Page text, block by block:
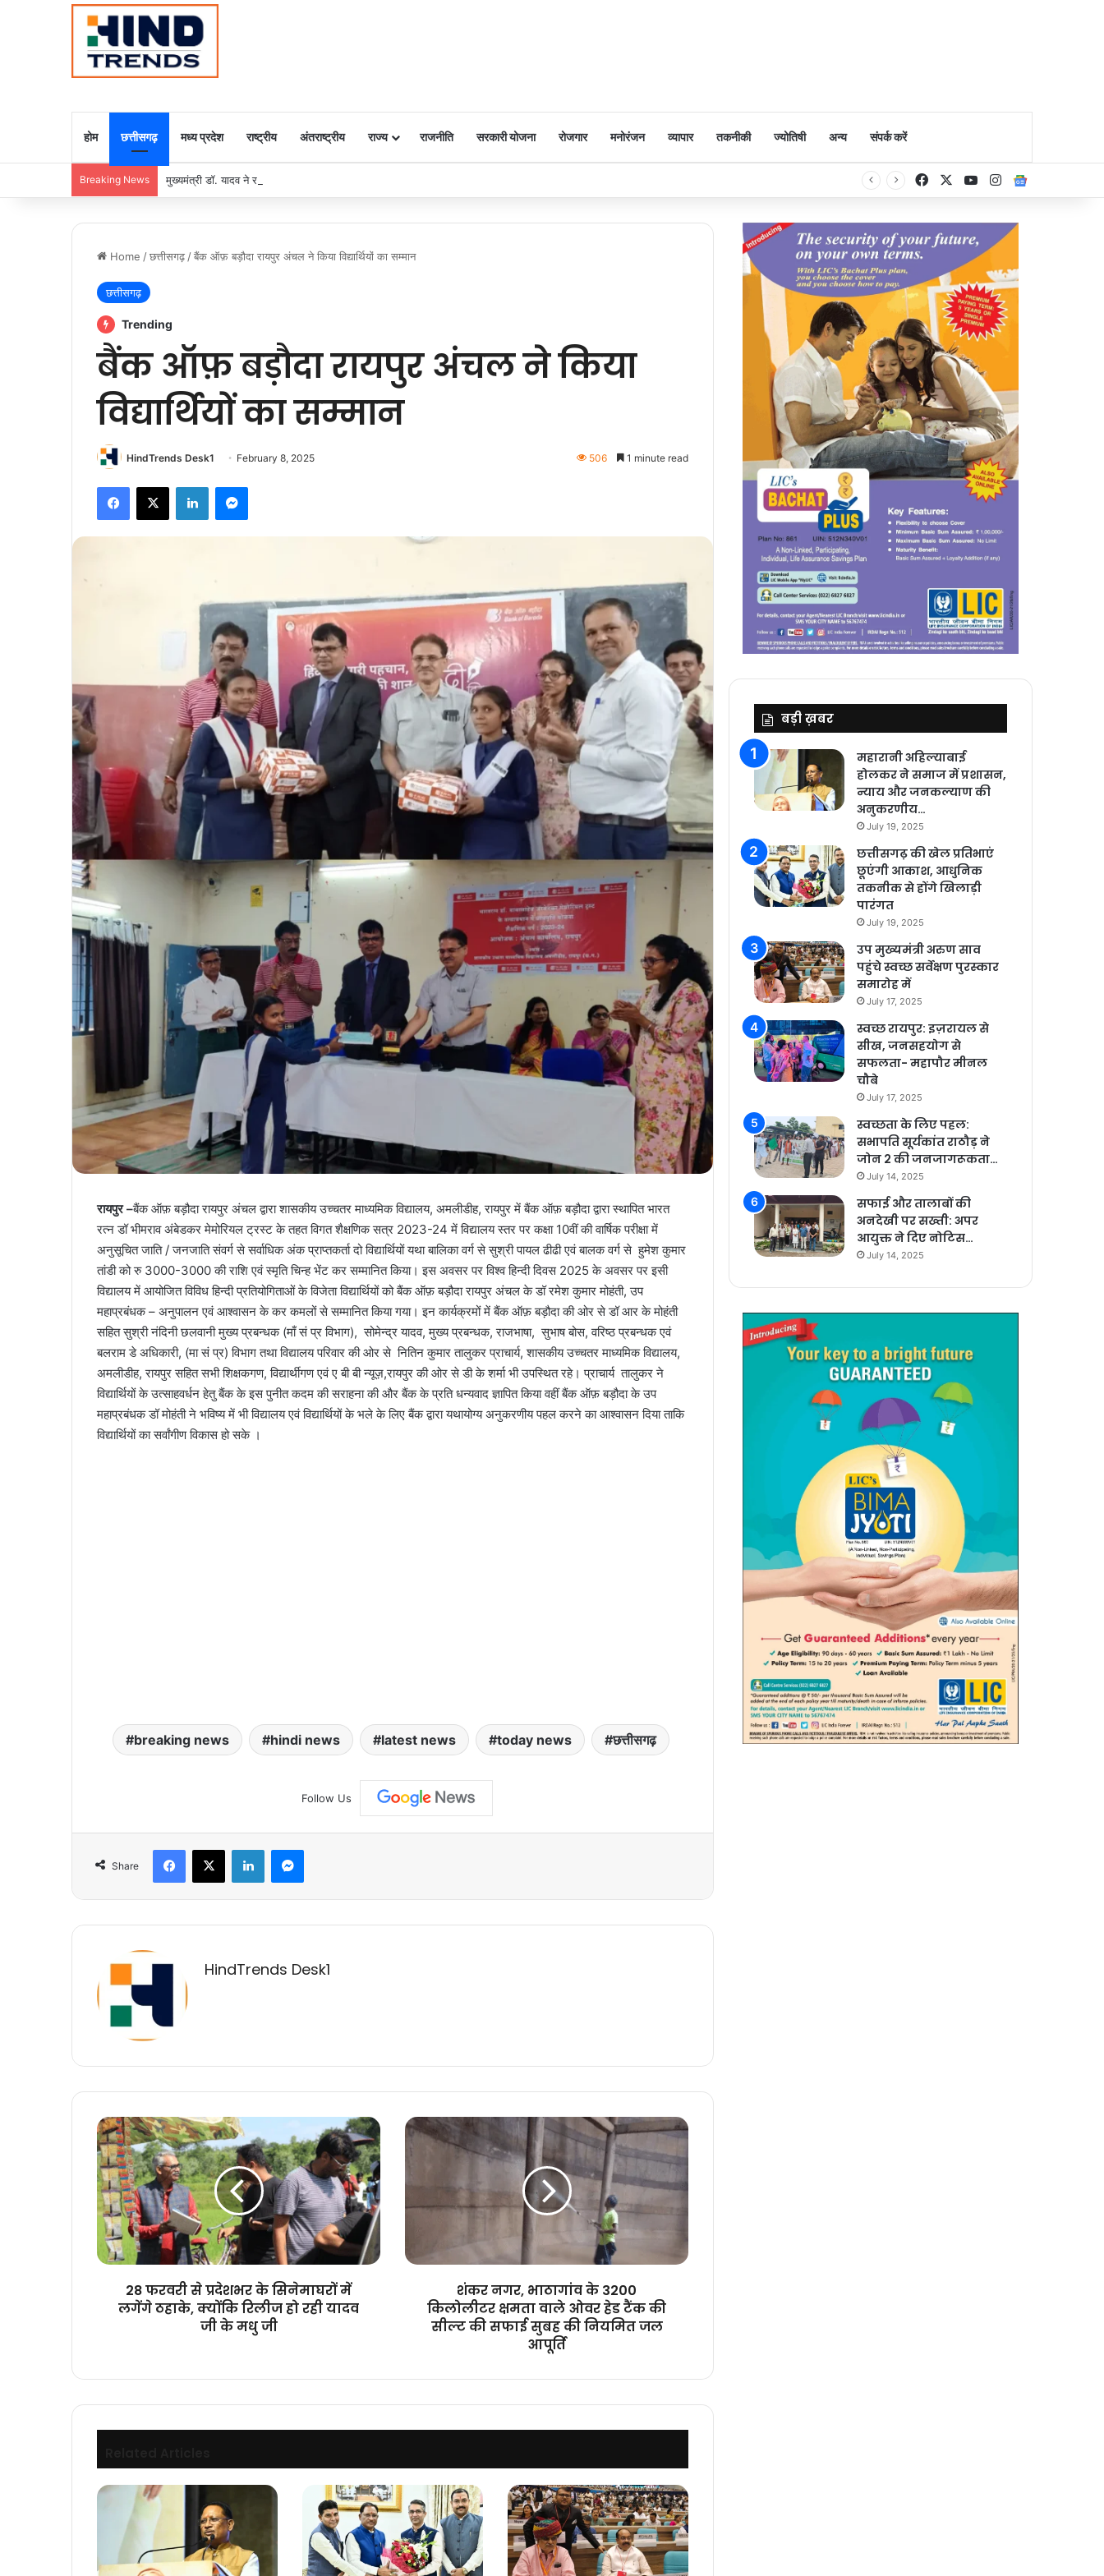
होम छत्तीसगढ़ मध्य प्रदेश राष्ट्रीय अंतराष्ट्रीय राज्य राजनीति सरकारी योजना रोजगार मनोरंजन व्यापार तकनीकी ज्योतिषी अन्य संपर्क करें
Breaking News मुख्यमंत्री डॉ. यादव ने राजा राममोहन राय की जयंती पर किया नमन FacebookYouTubeInstagram
Home /छत्तीसगढ़ /बैंक ऑफ़ बड़ौदा रायपुर अंचल ने किया विद्यार्थियों का सम्मान
छत्तीसगढ़
Trending
बैंक ऑफ़ बड़ौदा रायपुर अंचल ने किया
विद्यार्थियों का सम्मान
HindTrends Desk1 February 8, 2025 506 1 minute read
Facebook
X LinkedInMessenger
रायपुर –बैंक ऑफ़ बड़ौदा रायपुर अंचल द्वारा शासकीय उच्चतर माध्यमिक विद्यालय, अमलीडीह, रायपुर में बैंक ऑफ़ बड़ौदा द्वारा स्थापित भारत
रत्न डॉ भीमराव अंबेडकर मेमोरियल ट्रस्ट के तहत विगत शैक्षणिक सत्र 2023-24 में विद्यालय स्तर पर कक्षा 10वीं की वार्षिक परीक्षा में
अनुसूचित जाति / जनजाति संवर्ग से सर्वाधिक अंक प्राप्तकर्ता दो विद्यार्थियों यथा बालिका वर्ग से सुश्री पायल ढीढी एवं बालक वर्ग से हुमेश कुमार
तांडी को रु 3000-3000 की राशि एवं स्मृति चिन्ह भेंट कर सम्मानित किया। इस अवसर पर विश्व हिन्दी दिवस 2025 के अवसर पर इसी
विद्यालय में आयोजित विविध हिन्दी प्रतियोगिताओं के विजेता विद्यार्थियों को बैंक ऑफ़ बड़ौदा रायपुर अंचल के डॉ रमेश कुमार मोहंती, उप
महाप्रबंधक – अनुपालन एवं आश्वासन के कर कमलों से सम्मानित किया गया। इन कार्यक्रमों में बैंक ऑफ़ बड़ौदा की ओर से डॉ आर के मोहंती
सहित सुश्री नंदिनी छलवानी मुख्य प्रबन्धक (माँ सं प्र विभाग), सोमेन्द्र यादव, मुख्य प्रबन्धक, राजभाषा, सुभाष बोस, वरिष्ठ प्रबन्धक एवं
बलराम डे अधिकारी, (मा सं प्र) विभाग तथा विद्यालय परिवार की ओर से नितिन कुमार तालुकर प्राचार्य, शासकीय उच्चतर माध्यमिक विद्यालय,
अमलीडीह, रायपुर सहित सभी शिक्षकगण, विद्यार्थीगण एवं ए बी बी न्यूज़,रायपुर की ओर से डी के शर्मा भी उपस्थित रहे। प्राचार्य तालुकर ने
विद्यार्थियों के उत्साहवर्धन हेतु बैंक के इस पुनीत कदम की सराहना की और बैंक के प्रति धन्यवाद ज्ञापित किया वहीं बैंक ऑफ़ बड़ौदा के उप
महाप्रबंधक डॉ मोहंती ने भविष्य में भी विद्यालय एवं विद्यार्थियों के भले के लिए बैंक द्वारा यथायोग्य अनुकरणीय पहल करने का आश्वासन दिया ताकि
विद्यार्थियों का सर्वांगीण विकास हो सके ।
breaking news hindi news latest news today news छत्तीसगढ़
Follow Us
Share
Facebook
X LinkedInMessenger
HindTrends Desk1
28
फरवरी
से
प्रदेशभर
के
सिनेमाघरों
लगेंगे
ठहाके,
के
28 फरवरी से प्रदेशभर के सिनेमाघरों में
लगेंगे ठहाके, क्योंकि रिलीज हो रही यादव
जी के मधु जी
शंकर
नगर,
भाठागांव
किलोलीटर
ओवर
सुबह
शंकर नगर, भाठागांव के 3200
किलोलीटर क्षमता वाले ओवर हेड टैंक की
सील्ट की सफाई सुबह की नियमित जल
आपूर्ति
बड़ी ख़बर
महारानी अहिल्याबाई
होलकर ने समाज में प्रशासन,
न्याय और जनकल्याण की
अनुकरणीय…
July 19, 2025
छत्तीसगढ़ की खेल प्रतिभाएं
छूएंगी आकाश, आधुनिक
तकनीक से होंगे खिलाड़ी
पारंगत
July 19, 2025
उप मुख्यमंत्री अरुण साव
पहुंचे स्वच्छ सर्वेक्षण पुरस्कार
समारोह में
July 17, 2025
स्वच्छ रायपुर: इज़रायल से
सीख, जनसहयोग से
सफलता- महापौर मीनल
चौबे
July 17, 2025
स्वच्छता के लिए पहल:
सभापति सूर्यकांत राठौड़ ने
जोन 2 की जनजागरूकता…
July 14, 2025
सफाई और तालाबों की
अनदेखी पर सख्ती: अपर
आयुक्त ने दिए नोटिस…
July 14, 2025